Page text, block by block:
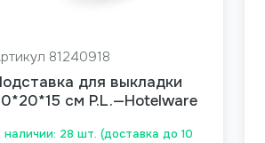
наличии: 28 шт. (доставка до 10
81240918
для выкладки
см P.L.—Hotelware